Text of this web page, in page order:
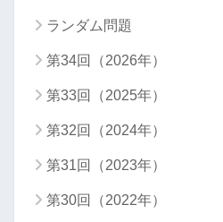
ランダム問題
第34回（2026年）
第33回（2025年）
第32回（2024年）
第31回（2023年）
第30回（2022年）